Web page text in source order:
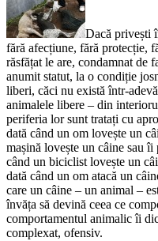
Dacă privești
fără afecțiune, fără protecție,
răsfățat le are, condamnat de
anumit statut, la o condiție
liberi, căci nu există într-
animalele libere – din
periferia lor sunt tratați cu
dată când un om lovește un
mașină lovește un câine sau
când un biciclist lovește un
dată când un om atacă un
care un câine – un animal –
învăța să devină ceea ce
comportamentul animalic îi
complexat, ofensiv.